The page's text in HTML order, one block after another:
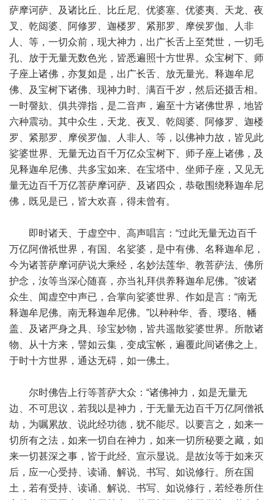
萨摩诃萨、及诸比丘、比丘尼、优婆塞、优婆夷、天龙、夜
叉、乾闼婆、阿修罗、迦楼罗、紧那罗、摩侯罗伽、人非
人、等，一切众前，现大神力，出广长舌上至梵世，一切毛
孔、放于无量无数色光，皆悉遍照十方世界。众宝树下、师
子座上诸佛，亦复如是，出广长舌、放无量光。释迦牟尼
佛、及宝树下诸佛、现神力时、满百千岁，然后还摄舌相。
一时謦欬、俱共弹指，是二音声，遍至十方诸佛世界，地皆
六种震动。其中众生，天龙、夜叉、乾闼婆、阿修罗、迦楼
罗、紧那罗、摩侯罗伽、人非人、等，以佛神力故，皆见此
娑婆世界、无量无边百千万亿众宝树下、师子座上诸佛，及
见释迦牟尼佛、共多宝如来、在宝塔中、坐师子座，又见无
量无边百千万亿菩萨摩诃萨、及诸四众，恭敬围绕释迦牟尼
佛，既见是已，皆大欢喜，得未曾有。
即时诸天、于虚空中、高声唱言：“过此无量无边百千
万亿阿僧祇世界，有国、名娑婆，是中有佛、名释迦牟尼，
今为诸菩萨摩诃萨说大乘经，名妙法莲华、教菩萨法、佛所
护念，汝等当深心随喜，亦当礼拜供养释迦牟尼佛。”彼诸
众生、闻虚空中声已，合掌向娑婆世界、作如是言：“南无
释迦牟尼佛。南无释迦牟尼佛。”以种种华、香、璎珞、幡
盖、及诸严身之具、珍宝妙物，皆共遥散娑婆世界。所散诸
物、从十方来，譬如云集，变成宝帐，遍覆此间诸佛之上。
于时十方世界，通达无碍，如一佛土。
尔时佛告上行等菩萨大众：“诸佛神力，如是无量无
边、不可思议，若我以是神力，于无量无边百千万亿阿僧祇
劫，为嘱累故、说此经功德，犹不能尽。以要言之，如来一
切所有之法，如来一切自在神力，如来一切所秘要之藏，如
来一切甚深之事，皆于此经、宣示显说。是故汝等于如来灭
后，应一心受持、读诵、解说、书写、如说修行。所在国
土，若有受持、读诵、解说、书写、如说修行，若经卷所住